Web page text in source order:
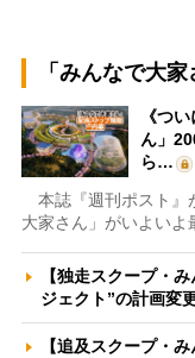
「みんなで大
《つ
ん」
ら…
本誌『週刊ポスト』
大家さん」がいよい
【独走スクープ・
ジェクト”の計画変
【追及スクープ・